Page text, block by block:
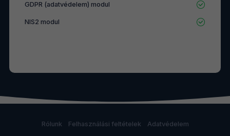
GDPR (adatvédelem) modul
NIS2 modul
Rólunk Felhasználási feltételek Adatvédelem